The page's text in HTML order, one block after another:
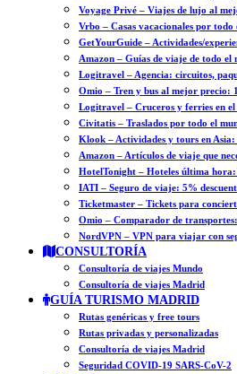
Voyage Privé – Viajes de lujo al
Vrbo – Casas vacacionales por todo
GetYourGuide – Actividades/
Amazon – Guías de viaje de todo el
Logitravel – Agencia: circuitos,
Omio – Tren y bus al mejor precio:
Logitravel – Cruceros y ferries en el
Civitatis – Traslados por todo el
Klook – Actividades y tours en Asia:
Amazon – Artículos de viaje que
HotelTonight – Hoteles última
IATI – Seguro de viaje: 5%
Ticketmaster – Tickets para
Omio – Comparador de
NordVPN – VPN para viajar con
CONSULTORÍA
Consultoría de viajes Mundo
Consultoría de viajes Madrid
GUÍA TURISMO MADRID
Rutas genéricas y free tours
Rutas privadas y personalizadas
Consultoría de viajes Madrid
Seguridad COVID-19 SARS-CoV-2